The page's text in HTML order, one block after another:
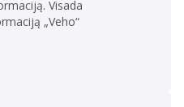
Visada
„Veho“